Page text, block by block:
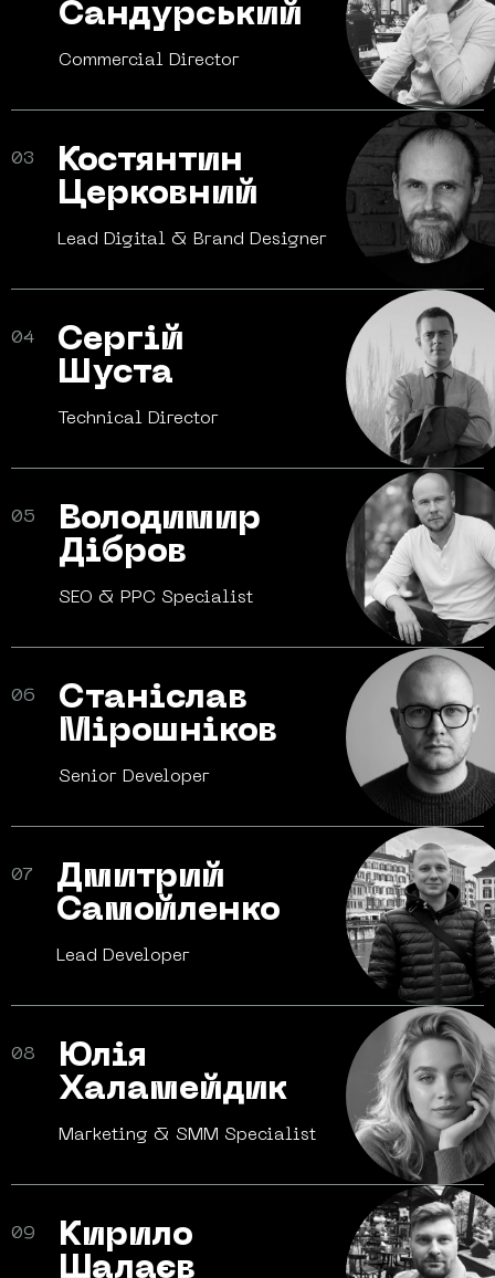
Сандурський
Commercial Director
03
Костянтин
Церковний
Lead Digital & Brand Designer
04
Сергій
Шуста
Technical Director
05
Володимир
Дібров
SEO & PPC Specialist
06
Станіслав
Мірошніков
Senior Developer
07
Дмитрий
Самойленко
Lead Developer
08
Юлія
Халамейдик
Marketing & SMM Specialist
09
Кирило
Шалаєв